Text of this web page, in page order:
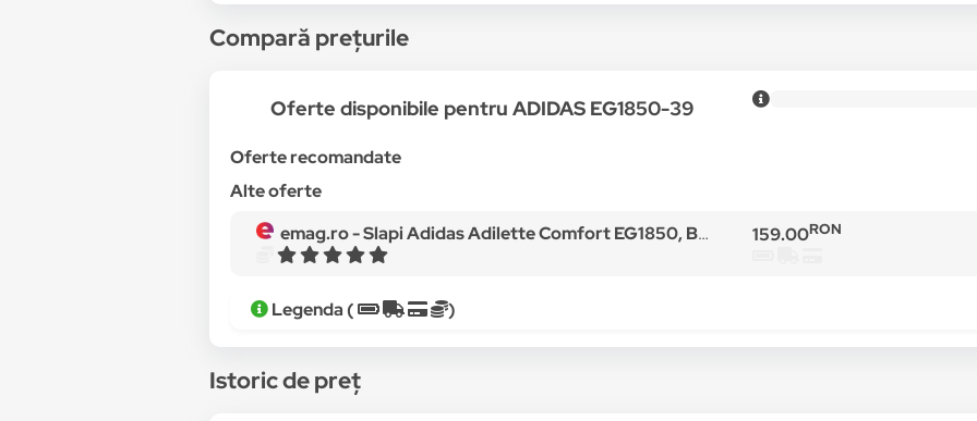
Compară prețurile
Oferte disponibile pentru ADIDAS EG1850-39
Oferte recomandate
Alte oferte
emag.ro -Slapi Adidas Adilette Comfort EG1850, Barbati, Negru 159.00RON
Legenda ( )
Istoric de preț